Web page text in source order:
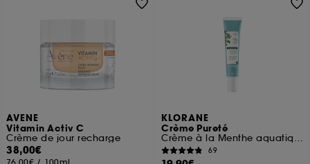
AVENE
Vitamin Activ C
Crème de jour recharge
38,00€
KLORANE
Crème Pureté
Crème à la Menthe aquatique BIO
69